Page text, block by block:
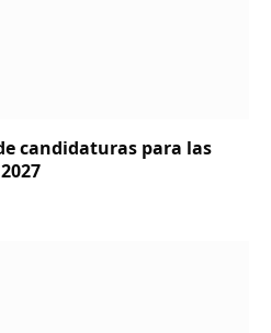
candidaturas para las